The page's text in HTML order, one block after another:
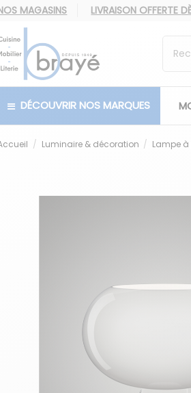
MAGASINS LIVRAISON OFFERTE
DÉCOUVRIR NOS MARQUES
Luminaire & décoration Lampe à